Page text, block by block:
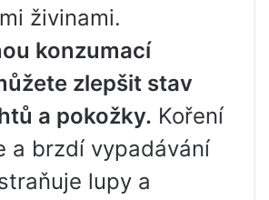
živinami.
konzumací
zlepšit stav
a pokožky. Koření
a brzdí vypadávání
lupy a